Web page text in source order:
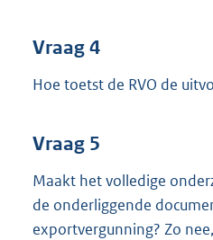
Vraag 4
Hoe toetst de RVO de
Vraag 5
Maakt het volledige
de onderliggende
exportvergunning? Zo